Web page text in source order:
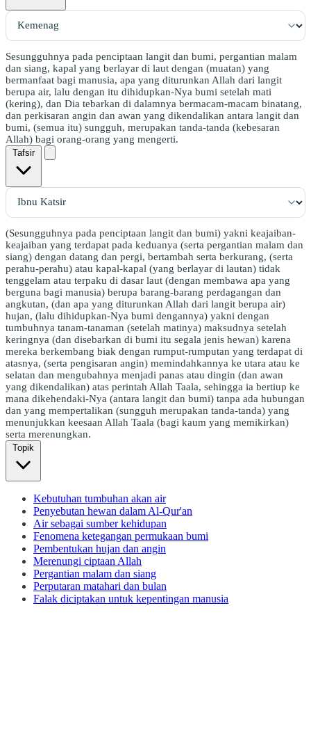
Sesungguhnya pada penciptaan langit dan bumi, pergantian malam
dan siang, kapal yang berlayar di laut dengan (muatan) yang
bermanfaat bagi manusia, apa yang diturunkan Allah dari langit
berupa air, lalu dengan itu dihidupkan-Nya bumi setelah mati
(kering), dan Dia tebarkan di dalamnya bermacam-macam binatang,
dan perkisaran angin dan awan yang dikendalikan antara langit dan
bumi, (semua itu) sungguh, merupakan tanda-tanda (kebesaran
Allah) bagi orang-orang yang mengerti.
Tafsir
(Sesungguhnya pada penciptaan langit dan bumi) yakni keajaiban-
keajaiban yang terdapat pada keduanya (serta pergantian malam dan
siang) dengan datang dan pergi, bertambah serta berkurang, (serta
perahu-perahu) atau kapal-kapal (yang berlayar di lautan) tidak
tenggelam atau terpaku di dasar laut (dengan membawa apa yang
berguna bagi manusia) berupa barang-barang perdagangan dan
angkutan, (dan apa yang diturunkan Allah dari langit berupa air)
hujan, (lalu dihidupkan-Nya bumi dengannya) yakni dengan
tumbuhnya tanam-tanaman (setelah matinya) maksudnya setelah
keringnya (dan disebarkan di bumi itu segala jenis hewan) karena
mereka berkembang biak dengan rumput-rumputan yang terdapat di
atasnya, (serta pengisaran angin) memindahkannya ke utara atau ke
selatan dan mengubahnya menjadi panas atau dingin (dan awan
yang dikendalikan) atas perintah Allah Taala, sehingga ia bertiup ke
mana dikehendaki-Nya (antara langit dan bumi) tanpa ada hubungan
dan yang mempertalikan (sungguh merupakan tanda-tanda) yang
menunjukkan keesaan Allah Taala (bagi kaum yang memikirkan)
serta merenungkan.
Topik
Kebutuhan tumbuhan akan air
Penyebutan hewan dalam Al-Qur'an
Air sebagai sumber kehidupan
Fenomena ketegangan permukaan bumi
Pembentukan hujan dan angin
Merenungi ciptaan Allah
Pergantian malam dan siang
Perputaran matahari dan bulan
Falak diciptakan untuk kepentingan manusia